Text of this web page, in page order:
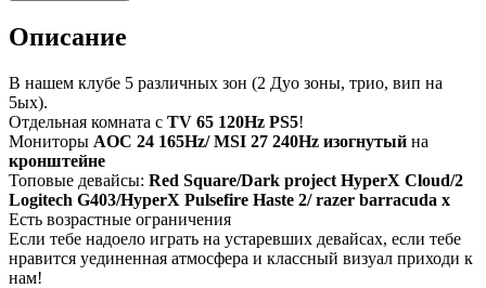
Описание
В нашем клубе 5 различных зон (2 Дуо зоны, трио, вип на
5ых).
Отдельная комната с TV 65 120Hz PS5!
Мониторы AOC 24 165Hz/ MSI 27 240Hz изогнутый на
кронштейне
Топовые девайсы: Red Square/Dark project HyperX Cloud/2
Logitech G403/HyperX Pulsefire Haste 2/ razer barracuda x
Есть возрастные ограничения
Если тебе надоело играть на устаревших девайсах, если тебе
нравится уединенная атмосфера и классный визуал приходи к
нам!